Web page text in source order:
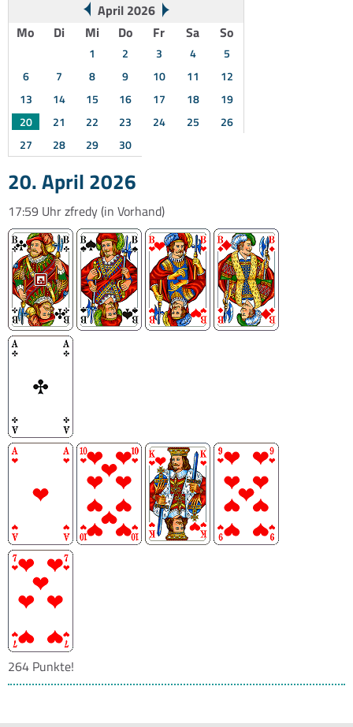
April 2026
Mo
Di Mi Do Fr Sa So
1 2 3 4
5
6
7 8 9 10 11
12
13
14 15 16 17 18
19
20
21 22 23 24 25
26
27
28 29 30
20. April 2026
17:59 Uhrzfredy(in Vorhand)
264 Punkte!